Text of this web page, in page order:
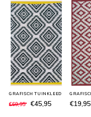
GRAFISCH TUINKLEED
€69,95 €45,95 €19,95